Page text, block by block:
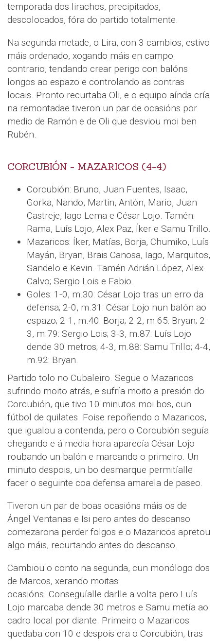
temporada dos lirachos, precipitados,
descolocados, fóra do partido totalmente.
Na segunda metade, o Lira, con 3 cambios, estivo
máis ordenado, xogando máis en campo
contrario, tendando crear perigo con balóns
longos ao espazo e controlando as contras
locais. Pronto recurtaba Oli, e o equipo aínda cría
na remontadae tiveron un par de ocasións por
medio de Ramón e de Oli que desviou moi ben
Rubén.
CORCUBIÓN - MAZARICOS (4-4)
Corcubión: Bruno, Juan Fuentes, Isaac,
Gorka, Nando, Martin, Antón, Mario, Juan
Castreje, Iago Lema e César Lojo. Tamén:
Rama, Luís Lojo, Alex Paz, Íker e Samu Trillo.
Mazaricos: Íker, Matías, Borja, Chumiko, Luís
Mayán, Bryan, Brais Canosa, Iago, Marquitos,
Sandelo e Kevin. Tamén Adrián López, Alex
Calvo; Sergio Lois e Fabio.
Goles: 1-0, m.30: César Lojo tras un erro da
defensa; 2-0, m.31: César Lojo nun balón ao
espazo; 2-1, m.40: Borja; 2-2, m.65: Bryan; 2-
3, m.79: Sergio Lois; 3-3, m.87: Luís Lojo
dende 30 metros; 4-3, m.88: Samu Trillo; 4-4,
m.92: Bryan.
Partido tolo no Cubaleiro. Segue o Mazaricos
sufrindo moito atrás, e sufría moito a presión do
Corcubión, que tivo 10 minutos moi bos, cun
fútbol de quilates. Foise repoñendo o Mazaricos,
que igualou a contenda, pero o Corcubión seguía
chegando e á media hora aparecía César Lojo
roubando un balón e marcando o primeiro. Un
minuto despois, un bo desmarque permitíalle
facer o seguinte coa defensa amarela de paseo.
Tiveron un par de boas ocasións máis os de
Ángel Ventanas e Isi pero antes do descanso
comezarona perder folgos e o Mazaricos apretou
algo máis, recurtando antes do descanso.
Cambiou o conto na segunda, cun monólogo dos
de Marcos, xerando moitas
ocasións. Conseguíalle darlle a volta pero Luís
Lojo marcaba dende 30 metros e Samu metía ao
cadro local por diante. Primeiro o Mazaricos
quedaba con 10 e despois era o Corcubión, tras